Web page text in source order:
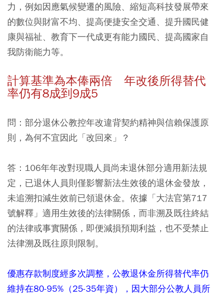
力，例如因應氣候變遷的風險、縮短高科技發展帶來
的數位與財富不均、提高便捷安全交通、提升國民健
康與福祉、教育下一代成更有能力國民、提高國家自
我防衛能力等。
計算基準為本俸兩倍 年改後所得替代
率仍有8成到9成5
問：部分退休公教控年改違背契約精神與信賴保護原
則，為何不宜因此「改回來」？
答： 106年年改對現職人員尚未退休部分適用新法規
定，已退休人員則僅影響新法生效後的退休金發放，
未追溯扣減生效前已領退休金。依據「大法官第717
號解釋」適用生效後的法律關係，而非溯及既往終結
的法律或事實關係，即便減損預期利益，也不受禁止
法律溯及既往原則限制。
優惠存款制度經多次調整，公教退休金所得替代率仍
維持在80-95%（25-35年資），因大部分公教人員所